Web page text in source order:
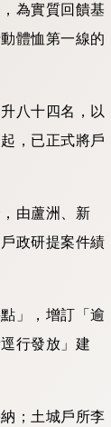
為實質回饋基
體恤第一線的
八十四名，以
，已正式將戶
由蘆洲、新
政研提案件績
」，增訂「逾
行發放」建
；土城戶所李